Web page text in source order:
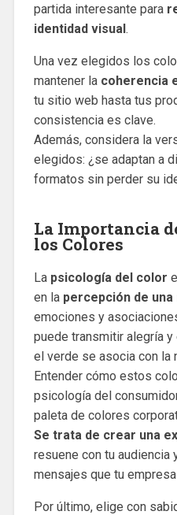
partida interesante para
identidad visual.
Una vez elegidos los
mantener la coherencia
tu sitio web hasta tus
consistencia es clave.
Además, considera la
elegidos: ¿se adaptan a
formatos sin perder su
La Importancia
los Colores
La psicología del color
en la percepción de una
emociones y
puede transmitir alegría
el verde se asocia con la
Entender cómo estos
psicología del
paleta de colores
Se trata de crear una
resuene con tu
mensajes que tu
Por último, elige con